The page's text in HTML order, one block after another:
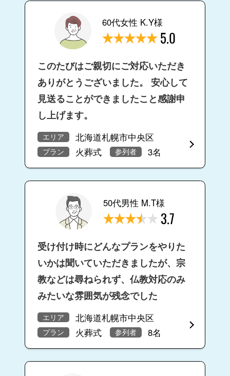
60代女性 K.Y様
5.0
このたびはご親切にご対応いただき
ありがとうございました。 安心して
見送ることができましたこと感謝申
し上げます。
エリア 北海道札幌市中央区
プラン 火葬式 参列者 3名
50代男性 M.T様
3.7
受け付け時にどんなプランをやりた
いかは聞いていただきましたが、宗
教などは尋ねられず、仏教対応のみ
みたいな雰囲気が残念でした
エリア 北海道札幌市中央区
プラン 火葬式 参列者 8名